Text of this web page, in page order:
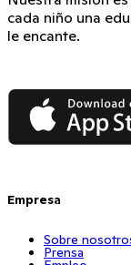
cada niño una
le encante.
App Store
Empresa
Sobre
Prensa